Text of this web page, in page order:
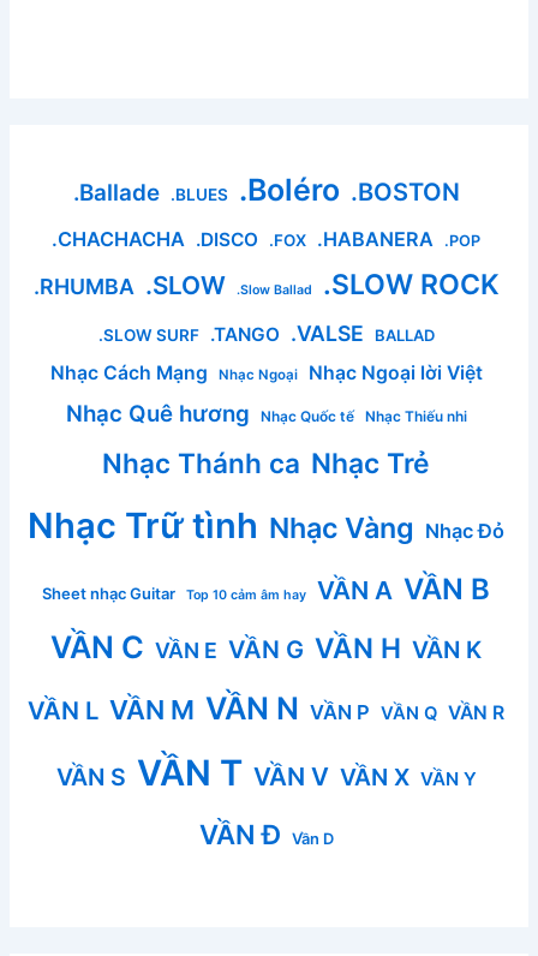
.Ballade .BLUES .Boléro .BOSTON
.CHACHACHA .DISCO .FOX .HABANERA .POP
.RHUMBA .SLOW .Slow Ballad .SLOW ROCK
.SLOW SURF .TANGO .VALSE BALLAD
Nhạc Cách Mạng Nhạc Ngoại Nhạc Ngoại lời Việt
Nhạc Quê hương Nhạc Quốc tế Nhạc Thiếu nhi
Nhạc Thánh ca Nhạc Trẻ
Nhạc Trữ tình Nhạc Vàng Nhạc Đỏ
Sheet nhạc Guitar Top 10 cảm âm hay VẦN A VẦN B
VẦN C VẦN E VẦN G VẦN H VẦN K
VẦN L VẦN M VẦN N VẦN P VẦN Q VẦN R
VẦN S VẦN T VẦN V VẦN X VẦN Y
VẦN Đ Vần D